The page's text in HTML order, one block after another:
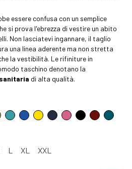
essere confusa con un semplice
si prova l'ebrezza di vestire un abito
Non lasciatevi ingannare, il taglio
una linea aderente ma non stretta
la vestibilità. Le rifiniture in
taschino denotano la
di alta qualità.
L XL XXL